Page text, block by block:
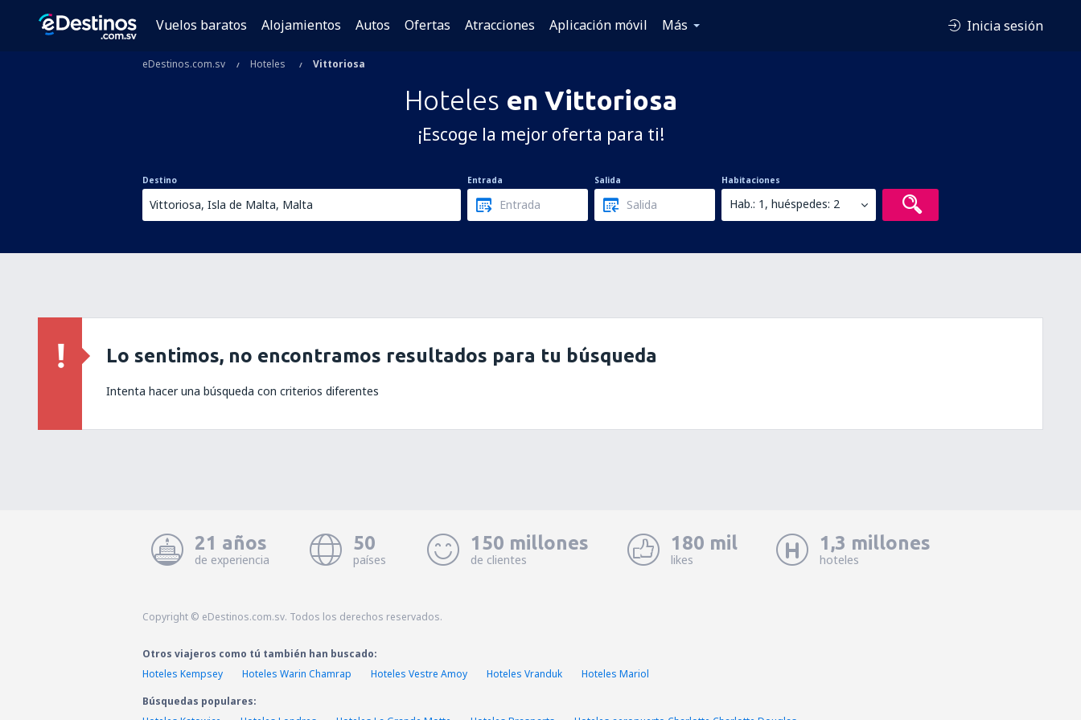
Vuelos baratos Alojamientos Autos Ofertas Atracciones Aplicación móvil Más Inicia sesión
eDestinos.com.sv Hoteles Vittoriosa
Hoteles en Vittoriosa
¡Escoge la mejor oferta para ti!
Destino Entrada Salida Habitaciones
Hab.: 1, huéspedes: 2
Lo sentimos, no encontramos resultados para tu búsqueda
Intenta hacer una búsqueda con criterios diferentes
21 años
de experiencia
50
países
150 millones
de clientes
180 mil
likes
1,3 millones
hoteles
Copyright © eDestinos.com.sv. Todos los derechos reservados.
Otros viajeros como tú también han buscado:
Hoteles Kempsey
Hoteles Warin Chamrap Hoteles Vestre Amoy Hoteles Vranduk
Hoteles Mariol
Búsquedas populares: